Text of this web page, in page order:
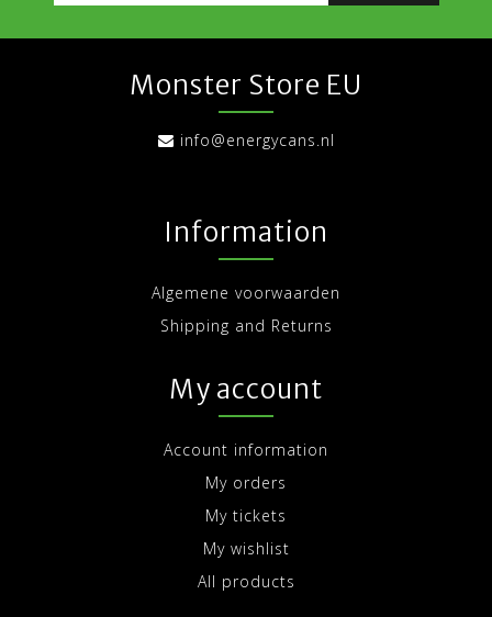
Monster Store EU
info@energycans.nl
Information
Algemene voorwaarden
Shipping and Returns
My account
Account information
My orders
My tickets
My wishlist
All products